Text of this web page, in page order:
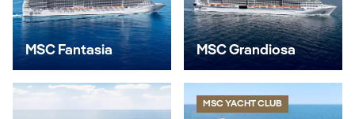
MSC Fantasia MSC Grandiosa
MSC YACHT CLUB